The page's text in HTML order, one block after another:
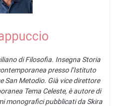
di Filosofia. Insegna Storia
presso l’Istituto
San Metodio. Già vice direttore
Tema Celeste, è autore di
monografici pubblicati da Skira